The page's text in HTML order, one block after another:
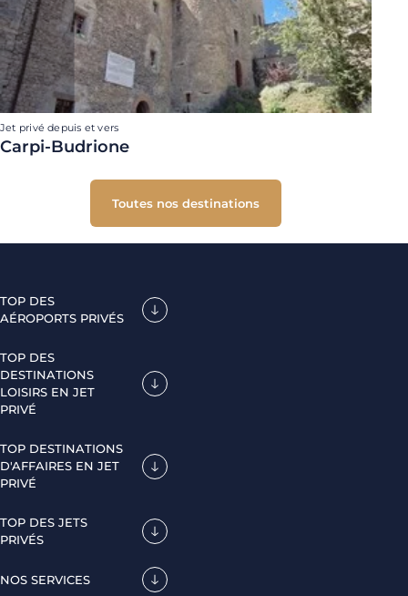
Jet privé depuis et vers
Carpi-Budrione
Toutes nos destinations
TOP DES
AÉROPORTS PRIVÉS
TOP DES
DESTINATIONS
LOISIRS EN JET
PRIVÉ
TOP DESTINATIONS
D'AFFAIRES EN JET
PRIVÉ
TOP DES JETS
PRIVÉS
NOS SERVICES